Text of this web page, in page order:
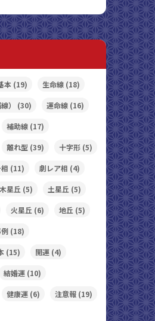
本 (19) 生命線 (18)
） (30) 運命線 (16)
補助線 (17)
離れ型 (39) 十字形 (5)
(11) 劇レア相 (4)
木星丘 (5) 土星丘 (5)
火星丘 (6) 地丘 (5)
(18)
(15) 開運 (4)
結婚運 (10)
健康運 (6) 注意報 (19)